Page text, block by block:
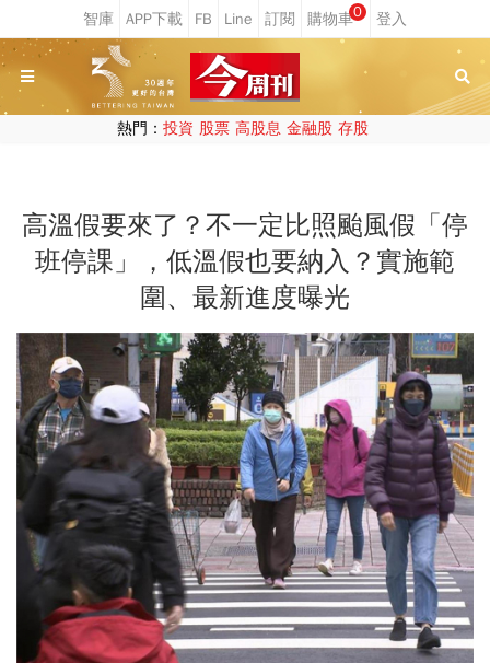
0
熱門： 投資 股票 高股息 金融股 存股
高溫假要來了？不一定比照颱風假「停
班停課」，低溫假也要納入？實施範
圍、最新進度曝光